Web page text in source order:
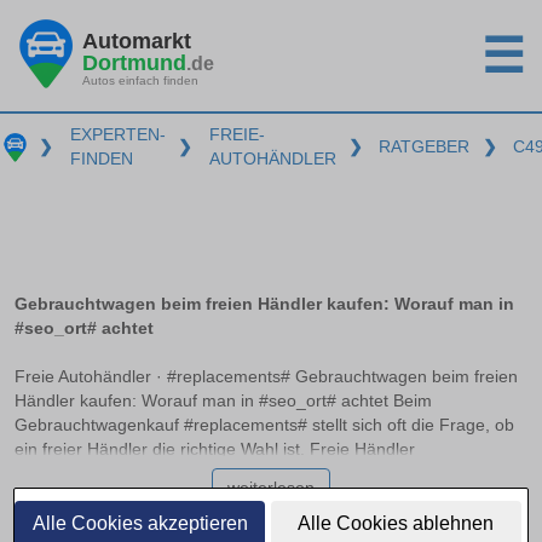
Alle Cookies akzeptieren Alle Cookies ablehnen
Automarkt
Dortmund.de
Autos einfach finden ☰
❯
EXPERTEN-
FINDEN
❯
FREIE-
AUTOHÄNDLER
❯ RATGEBER ❯
Gebrauchtwagen beim freien Händler kaufen: Worauf man in
#seo_ort# achtet
Freie Autohändler · #replacements# Gebrauchtwagen beim freien
Händler kaufen: Worauf man in #seo_ort# achtet Beim
Gebrauchtwagenkauf #replacements# stellt sich oft die Frage, ob
ein freier Händler die richtige Wahl ist. Freie Händler
unterscheiden sich von traditionellen Autohäusern, da sie meist
flexibler in Preisgestaltung und Fahrzeugangebot sind. Doch
Käufer müssen ihre Rechte kennen und die Fahrzeughistorie
weiterlesen